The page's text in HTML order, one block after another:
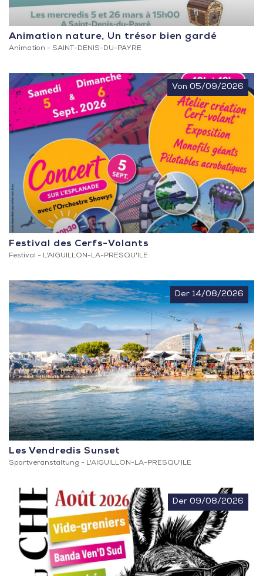
Animation nature, Un trésor bien gardé
Animation - SAINT-DENIS-DU-PAYRE
Von 05/09/2026
Festival des Cerfs-Volants
Festival - L'AIGUILLON-LA-PRESQU'ILE
Der 14/08/2026
Les Vendredis Sunset
Sportveranstaltung - L'AIGUILLON-LA-PRESQU'ILE
Der 09/08/2026